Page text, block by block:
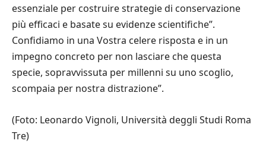
essenziale per costruire strategie di conservazione
più efficaci e basate su evidenze scientifiche”.
Confidiamo in una Vostra celere risposta e in un
impegno concreto per non lasciare che questa
specie, sopravvissuta per millenni su uno scoglio,
scompaia per nostra distrazione”.
(Foto: Leonardo Vignoli, Università deggli Studi Roma
Tre)